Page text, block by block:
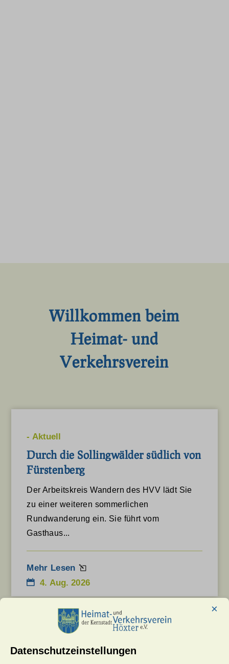
Willkommen beim
Heimat- und
Verkehrsverein
Durch die Sollingwälder südlich von
Fürstenberg
4. Aug. 2026
- Aktuell
Der Arbeitskreis Wandern des HVV lädt Sie
zu einer weiteren sommerlichen
Rundwanderung ein. Sie führt vom
Gasthaus...
Mehr Lesen
Aktuell
Datenschutzeinstellungen
×